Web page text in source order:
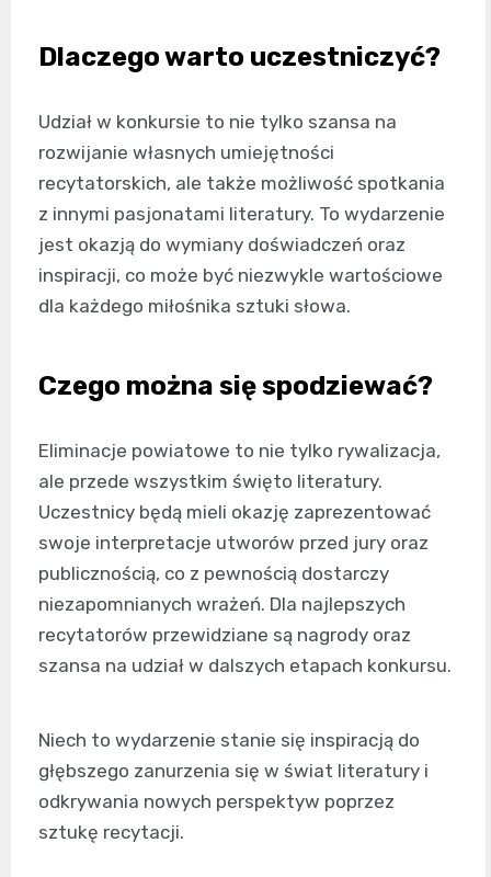
Dlaczego warto uczestniczyć?
Udział w konkursie to nie tylko szansa na
rozwijanie własnych umiejętności
recytatorskich, ale także możliwość spotkania
z innymi pasjonatami literatury. To wydarzenie
jest okazją do wymiany doświadczeń oraz
inspiracji, co może być niezwykle wartościowe
dla każdego miłośnika sztuki słowa.
Czego można się spodziewać?
Eliminacje powiatowe to nie tylko rywalizacja,
ale przede wszystkim święto literatury.
Uczestnicy będą mieli okazję zaprezentować
swoje interpretacje utworów przed jury oraz
publicznością, co z pewnością dostarczy
niezapomnianych wrażeń. Dla najlepszych
recytatorów przewidziane są nagrody oraz
szansa na udział w dalszych etapach konkursu.
Niech to wydarzenie stanie się inspiracją do
głębszego zanurzenia się w świat literatury i
odkrywania nowych perspektyw poprzez
sztukę recytacji.